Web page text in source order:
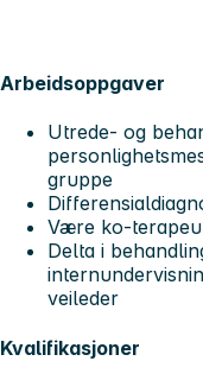
Arbeidsoppgaver
Utrede- og
gruppe
Være ko-
Delta i
veileder
Kvalifikasjoner